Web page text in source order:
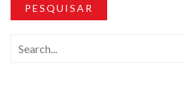
PESQUISAR